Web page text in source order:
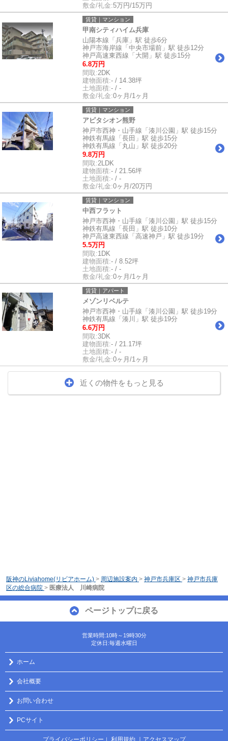
敷金/礼金:5万円/15万円
賃貸｜マンション
甲南シティハイム兵庫
山陽本線「兵庫」駅 徒歩6分
神戸市海岸線「中央市場前」駅 徒歩12分
神戸高速東西線「大開」駅 徒歩15分
6.8万円
間取:2DK
建物面積:- / 14.38坪
土地面積:- / -
敷金/礼金:0ヶ月/1ヶ月
賃貸｜マンション
アピタシオン熊野
神戸市西神・山手線「湊川公園」駅 徒歩15分
神鉄有馬線「長田」駅 徒歩15分
神鉄有馬線「丸山」駅 徒歩20分
9.8万円
間取:2LDK
建物面積:- / 21.56坪
土地面積:- / -
敷金/礼金:0ヶ月/20万円
賃貸｜マンション
中西フラット
神戸市西神・山手線「湊川公園」駅 徒歩15分
神鉄有馬線「長田」駅 徒歩10分
神戸高速東西線「高速神戸」駅 徒歩19分
5.5万円
間取:1DK
建物面積:- / 8.52坪
土地面積:- / -
敷金/礼金:0ヶ月/1ヶ月
賃貸｜アパート
メゾンリベルテ
神戸市西神・山手線「湊川公園」駅 徒歩19分
神鉄有馬線「湊川」駅 徒歩19分
6.6万円
間取:3DK
建物面積:- / 21.17坪
土地面積:- / -
敷金/礼金:0ヶ月/1ヶ月
近くの物件をもっと見る
阪神のLiviahome(リビアホーム) > 周辺施設案内 > 神戸市兵庫区 > 神戸市兵庫
区の総合病院 > 医療法人 川崎病院
ページトップに戻る
営業時間:10時～19時30分
定休日:毎週水曜日
ホーム
会社概要
お問い合わせ
PCサイト
プライバシーポリシー ｜ 利用規約 ｜アクセスマップ